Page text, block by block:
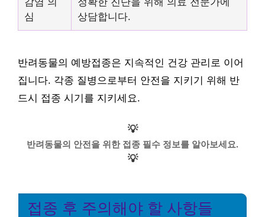
심
상담합니다.
반려동물의 예방접종은 지속적인 건강 관리로 이어
집니다. 각종 질병으로부터 안전을 지키기 위해 반
드시 접종 시기를 지키세요.
💡
반려동물의 안전을 위한 접종 필수 정보를 알아보세요.
💡
접종 후 주의해야 할 사항들